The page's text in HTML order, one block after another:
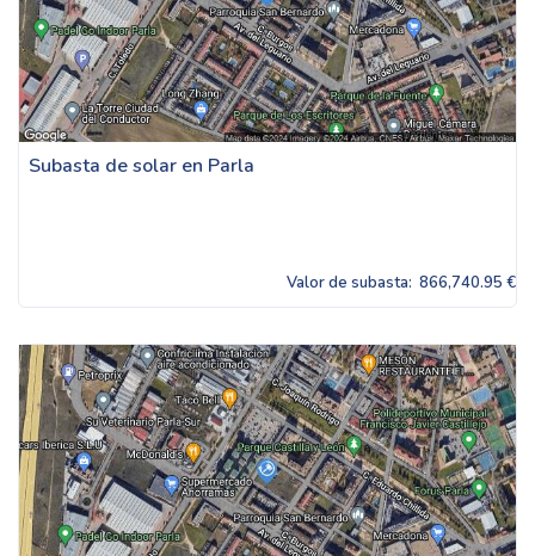
Subasta de solar en Parla
Valor de subasta: 866,740.95 €